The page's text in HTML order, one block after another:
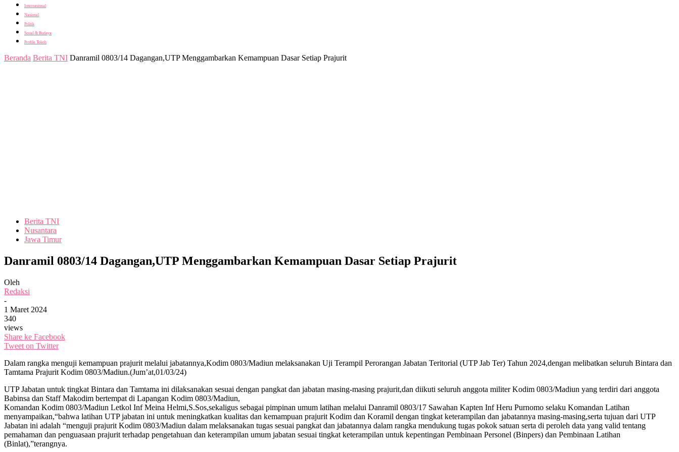
Internasional
Nasional
Politik
Sosial & Budaya
Profile Tokoh
Beranda Berita TNI Danramil 0803/14 Dagangan,UTP Menggambarkan Kemampuan Dasar Setiap Prajurit
Berita TNI
Nusantara
Jawa Timur
Danramil 0803/14 Dagangan,UTP Menggambarkan Kemampuan Dasar Setiap Prajurit
Oleh
Redaksi
-
1 Maret 2024
340
views
Share ke Facebook
Tweet on Twitter
Dalam rangka menguji kemampuan prajurit melalui jabatannya,Kodim 0803/Madiun melaksanakan Uji Terampil Perorangan Jabatan Teritorial (UTP Jab Ter) Tahun 2024,dengan melibatkan seluruh Bintara dan
Tamtama Prajurit Kodim 0803/Madiun.(Jum’at,01/03/24)
UTP Jabatan untuk tingkat Bintara dan Tamtama ini dilaksanakan sesuai dengan pangkat dan jabatan masing-masing prajurit,dan diikuti seluruh anggota militer Kodim 0803/Madiun yang terdiri dari anggota
Babinsa dan Staff Makodim bertempat di Lapangan Kodim 0803/Madiun,
Komandan Kodim 0803/Madiun Letkol Inf Meina Helmi,S.Sos,sekaligus sebagai pimpinan umum latihan melalui Danramil 0803/17 Sawahan Kapten Inf Heru Purnomo selaku Komandan Latihan
menyampaikan,“bahwa latihan UTP jabatan ini untuk meningkatkan kualitas dan kemampuan prajurit Kodim dan Koramil dengan tingkat keterampilan dan jabatannya masing-masing,serta tujuan dari UTP
Jabatan ini adalah “menguji prajurit Kodim 0803/Madiun dalam melaksanakan tugas sesuai pangkat dan jabatannya dalam rangka mendukung tugas pokok satuan serta di peroleh data yang valid tentang
pemahaman dan penguasaan prajurit terhadap pengetahuan dan keterampilan umum jabatan sesuai tingkat keterampilan untuk kepentingan Pembinaan Personel (Binpers) dan Pembinaan Latihan
(Binlat),”terangnya.